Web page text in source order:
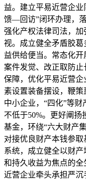
益。建立平易近营企
馈—回访”闭环办理，
强化产权法律司法，
视。成立健全矛盾胶
益供给便当。常态化
案件发觉、改正取防
保障，优化平易近营
素设置装备摆设，鞭策
中小企业，“四化”等
不低于50%。更好阐扬
基金，环绕“六大财产
对接优良财产本钱参取
系统，成立健全以财
和持久收益为焦点的
近营企业牵头承担严